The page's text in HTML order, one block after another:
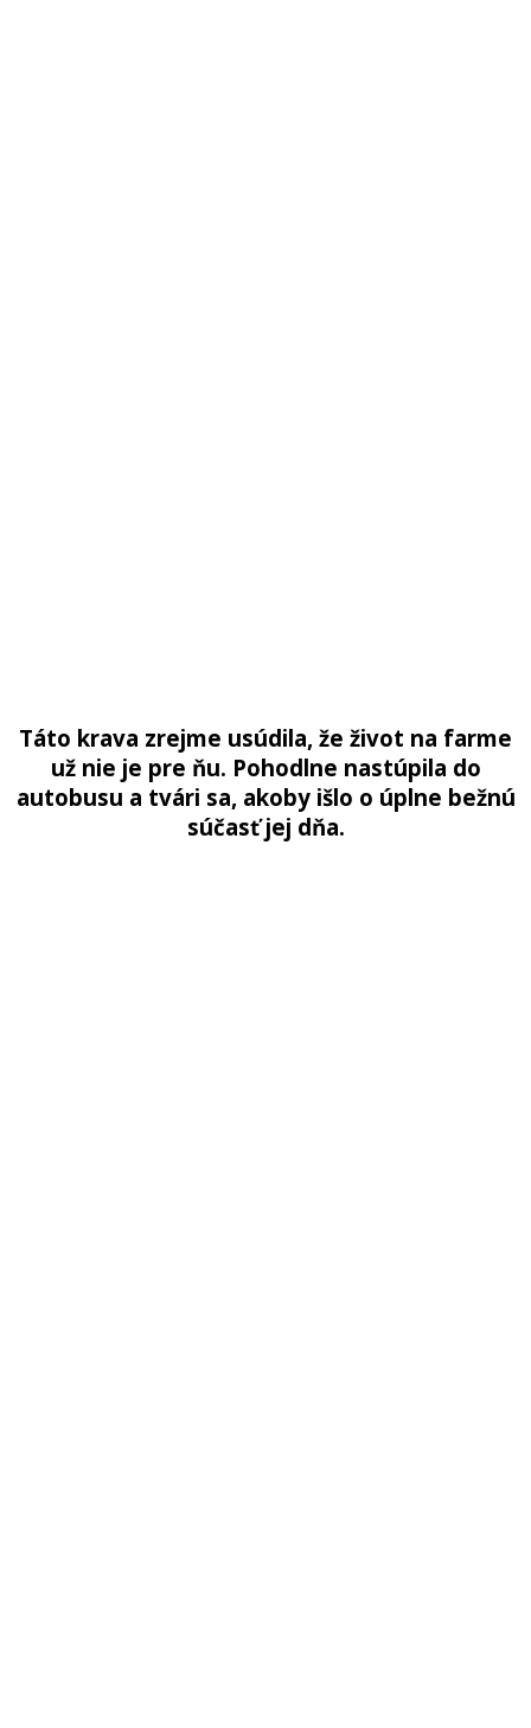
Táto krava zrejme usúdila, že život na farme
už nie je pre ňu. Pohodlne nastúpila do
autobusu a tvári sa, akoby išlo o úplne bežnú
súčasť jej dňa.